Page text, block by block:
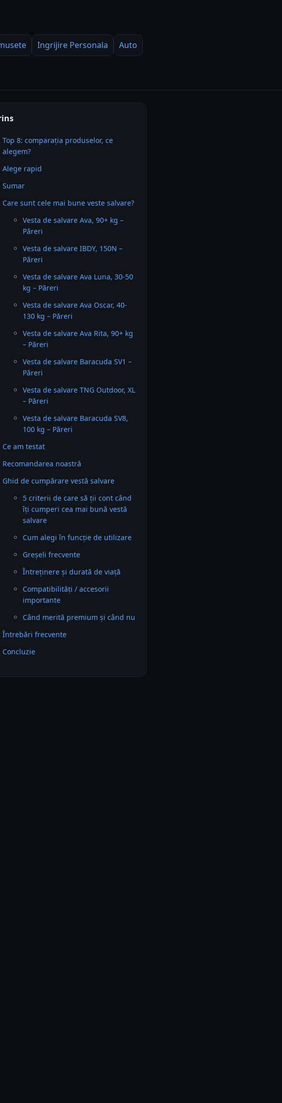
Ingrijire Personala
Auto
Top 8: comparația produselor, ce
alegem?
Alege rapid
Sumar
Care sunt cele mai bune veste salvare?
Vesta de salvare Ava, 90+ kg –
Păreri
Vesta de salvare IBDY, 150N –
Păreri
Vesta de salvare Ava Luna, 30-50
kg – Păreri
Vesta de salvare Ava Oscar, 40-
130 kg – Păreri
Vesta de salvare Ava Rita, 90+ kg
– Păreri
Vesta de salvare Baracuda SV1 –
Păreri
Vesta de salvare TNG Outdoor, XL
– Păreri
Vesta de salvare Baracuda SV8,
100 kg – Păreri
Ce am testat
Recomandarea noastră
Ghid de cumpărare vestă salvare
5 criterii de care să ții cont când
îți cumperi cea mai bună vestă
salvare
Cum alegi în funcție de utilizare
Greșeli frecvente
Întreținere și durată de viață
Compatibilități / accesorii
importante
Când merită premium și când nu
Întrebări frecvente
Concluzie